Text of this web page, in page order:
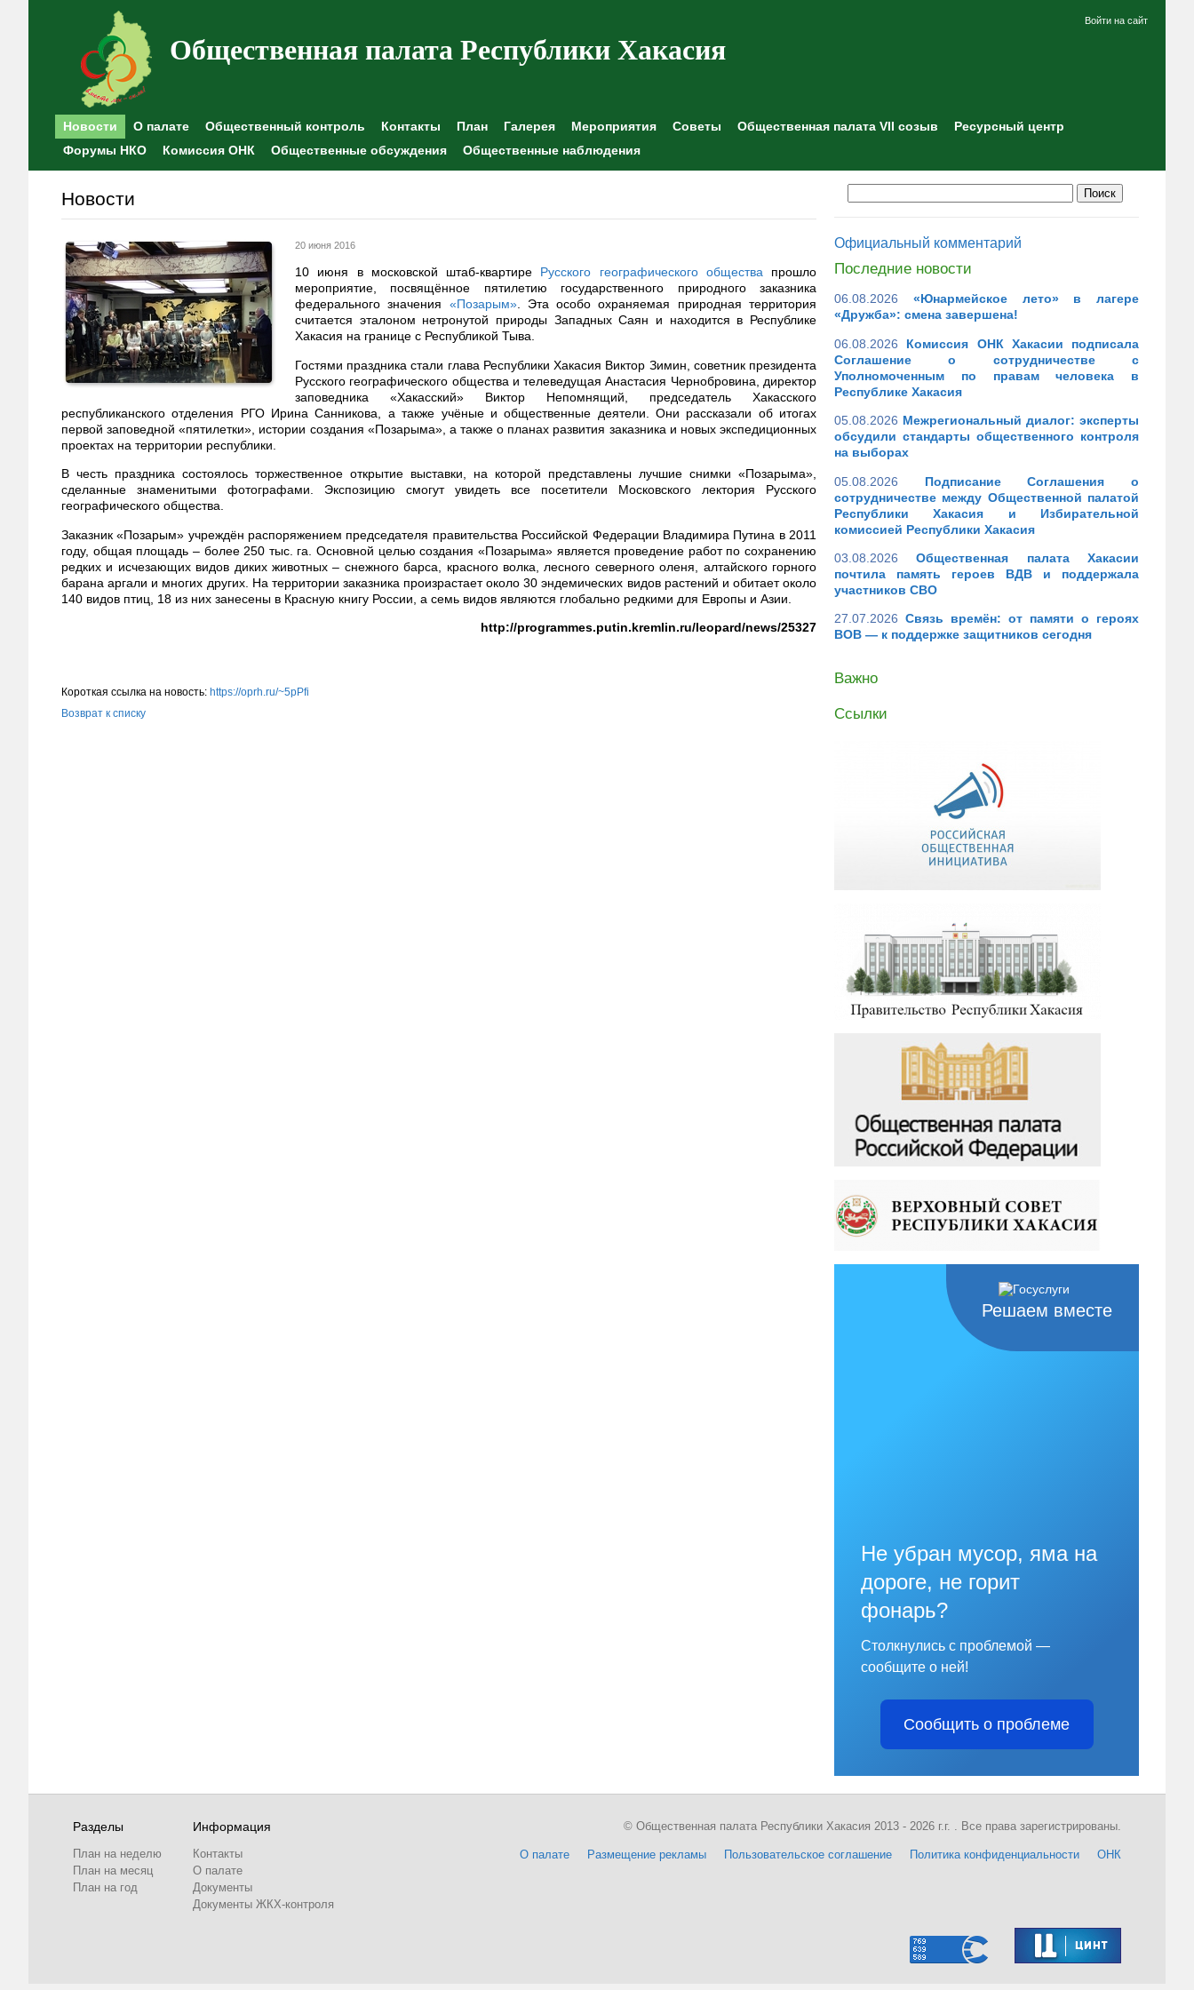
Общественная палата Республики Хакасия
Войти на сайт
Новости О палате Общественный контроль Контакты План Галерея Мероприятия Советы Общественная палата VII созыв
Ресурсный центр
Форумы НКО
Комиссия ОНК Общественные обсуждения Общественные наблюдения
Новости
20 июня 2016
10 июня в московской штаб-квартире Русского географического обществапрошло
мероприятие, посвящённое пятилетию государственного природного заказника
федерального значения «Позарым». Эта особо охраняемая природная территория
считается эталоном нетронутой природы Западных Саян и находится в Республике
Хакасия на границе с Республикой Тыва.
Гостями праздника стали глава Республики Хакасия Виктор Зимин, советник президента
Русского географического общества и телеведущая Анастасия Чернобровина, директор
заповедника «Хакасский» Виктор Непомнящий, председатель Хакасского
республиканского отделения РГО Ирина Санникова, а также учёные и общественные деятели. Они рассказали об итогах
первой заповедной «пятилетки», истории создания «Позарыма», а также о планах развития заказника и новых экспедиционных
проектах на территории республики.
В честь праздника состоялось торжественное открытие выставки, на которой представлены лучшие снимки «Позарыма»,
сделанные знаменитыми фотографами. Экспозицию смогут увидеть все посетители Московского лектория Русского
географического общества.
Заказник «Позарым» учреждён распоряжением председателя правительства Российской Федерации Владимира Путина в 2011
году, общая площадь – более 250 тыс. га. Основной целью создания «Позарыма» является проведение работ по сохранению
редких и исчезающих видов диких животных ‒ снежного барса, красного волка, лесного северного оленя, алтайского горного
барана аргали и многих других. На территории заказника произрастает около 30 эндемических видов растений и обитает около
140 видов птиц, 18 из них занесены в Красную книгу России, а семь видов являются глобально редкими для Европы и Азии.
http://programmes.putin.kremlin.ru/leopard/news/25327
Короткая ссылка на новость: https://oprh.ru/~5pPfi
Возврат к списку
Официальный комментарий
Последние новости
06.08.2026
«Юнармейское лето» в лагере
«Дружба»: смена завершена!
06.08.2026
Комиссия ОНК Хакасии подписала
Соглашение о сотрудничестве с
Уполномоченным по правам человека в
Республике Хакасия
05.08.2026 Межрегиональный диалог: эксперты
обсудили стандарты общественного контроля
на выборах
05.08.2026
Подписание Соглашения о
сотрудничестве между Общественной палатой
Республики Хакасия и Избирательной
комиссией Республики Хакасия
03.08.2026
Общественная палата Хакасии
почтила память героев ВДВ и поддержала
участников СВО
27.07.2026 Связь времён: от памяти о героях
ВОВ — к поддержке защитников сегодня
Важно
Ссылки
Решаем вместе
Не убран мусор, яма на
дороге, не горит
фонарь?
Столкнулись с проблемой —
сообщите о ней!
Сообщить о проблеме
Разделы
План на неделю
План на месяц
План на год
Информация
Контакты
О палате
Документы
Документы ЖКХ-контроля
О палате Размещение рекламы Пользовательское соглашение Политика конфиденциальности ОНК
© Общественная палата Республики Хакасия 2013 - 2026 г.г. . Все права зарегистрированы.